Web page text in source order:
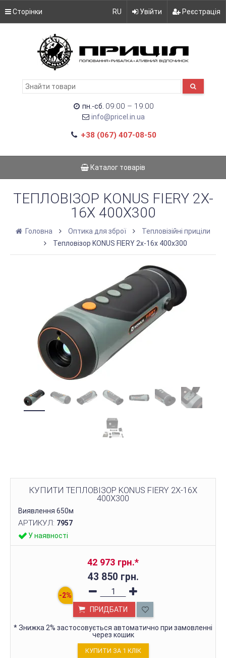
Сторінки RU Увійти Реєстрація
пн.-сб. 09:00 – 19:00
info@pricel.in.ua
+38 (067) 407-08-50
Каталог товарів
ТЕПЛОВІЗОР KONUS FIERY 2X-
16X 400X300
Головна Оптика для зброї
Тепловізійні приціли
Тепловізор KONUS FIERY 2x-16x 400x300
КУПИТИ ТЕПЛОВІЗОР KONUS FIERY 2X-16X
400X300
Виявлення 650м
АРТИКУЛ: 7957
У наявності
42 973 грн.*
43 850 грн.
ПРИДБАТИ
*Знижка 2% застосовується автоматично при замовленні
через кошик
КУПИТИ ЗА 1 КЛIК